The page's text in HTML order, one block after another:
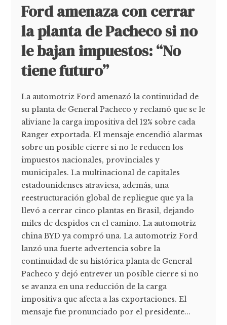
Ford amenaza con cerrar
la planta de Pacheco si no
le bajan impuestos: “No
tiene futuro”
La automotriz Ford amenazó la continuidad de
su planta de General Pacheco y reclamó que se le
aliviane la carga impositiva del 12% sobre cada
Ranger exportada. El mensaje encendió alarmas
sobre un posible cierre si no le reducen los
impuestos nacionales, provinciales y
municipales. La multinacional de capitales
estadounidenses atraviesa, además, una
reestructuración global de repliegue que ya la
llevó a cerrar cinco plantas en Brasil, dejando
miles de despidos en el camino. La automotriz
china BYD ya compró una. La automotriz Ford
lanzó una fuerte advertencia sobre la
continuidad de su histórica planta de General
Pacheco y dejó entrever un posible cierre si no
se avanza en una reducción de la carga
impositiva que afecta a las exportaciones. El
mensaje fue pronunciado por el presidente...